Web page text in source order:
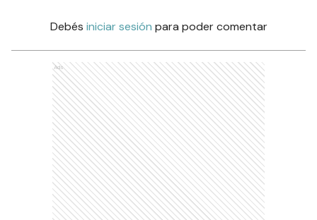
Debés iniciar sesión para poder comentar
Ads